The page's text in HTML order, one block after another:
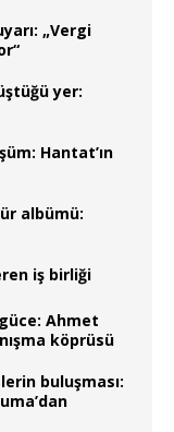
„Vergi
yer:
Hantat’ın
albümü:
iş birliği
Ahmet
köprüsü
buluşması: